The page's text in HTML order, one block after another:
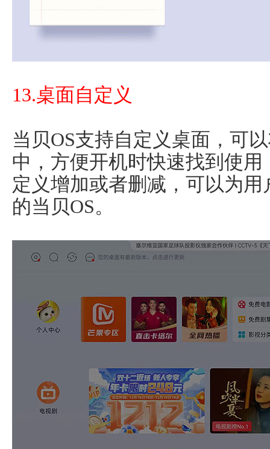
13.桌面自定义
当贝OS支持自定义桌面，可
中，方便开机时快速找到使
定义增加或者删减，可以为
的当贝OS。